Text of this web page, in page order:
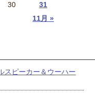
11月 »
30 31
スピーカー＆ウーハー